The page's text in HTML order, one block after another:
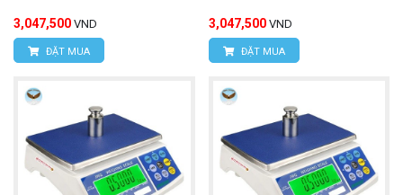
3,047,500 VND
ĐẶT MUA
3,047,500 VND
ĐẶT MUA